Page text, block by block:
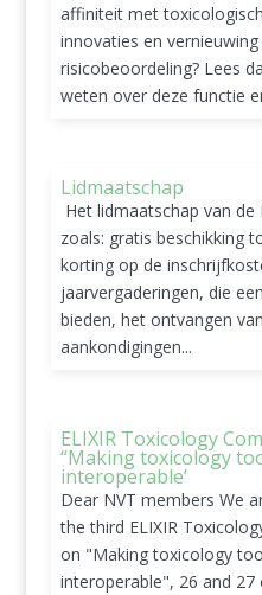
affiniteit met
innovaties en
risicobeoordeling? Lees
weten over deze functie
Lidmaatschap
Het lidmaatschap van
zoals: gratis beschikking
korting op de
jaarvergaderingen, die
bieden, het ontvangen
aankondigingen...
ELIXIR Toxicology
“Making toxicology
interoperable’
Dear NVT members We
the third ELIXIR
on "Making toxicology
interoperable", 26 and